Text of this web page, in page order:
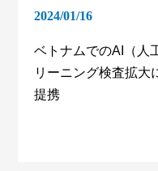
2024/01/16
ベトナムでのAI（人
リーニング検査拡大
提携